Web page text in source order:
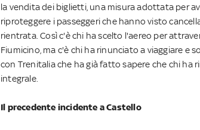
la vendita dei biglietti, una misura adottata per
riproteggere i passeggeri che hanno visto
rientrata. Così c'è chi ha scelto l'aereo per
Fiumicino, ma c'è chi ha rinunciato a viaggiare e
con Trenitalia che ha già fatto sapere che chi ha
integrale.
Il precedente incidente a Castello